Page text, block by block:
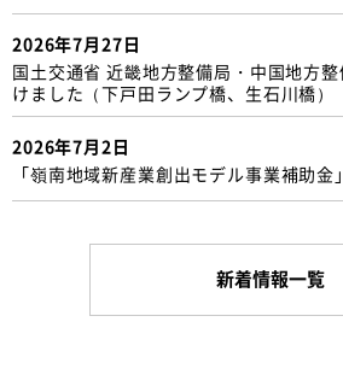
2026年7月27日
国土交通省 近畿地方整備局・中国地方
けました（下戸田ランプ橋、生石川橋）
2026年7月2日
「嶺南地域新産業創出モデル事業補助
新着情報一覧